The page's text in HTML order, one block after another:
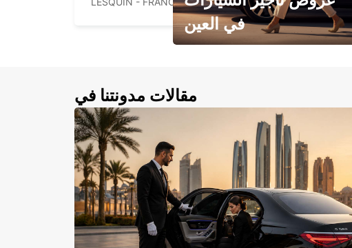
في العين
مقالات مدونتنا في